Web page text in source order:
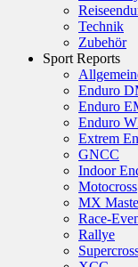
Technik
Zubehör
Sport Reports
Enduro
Enduro
Enduro
Extrem
GNCC
Indoor
Motocross
MX
Race-
Rallye